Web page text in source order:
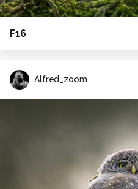
F16
Alfred_zoom